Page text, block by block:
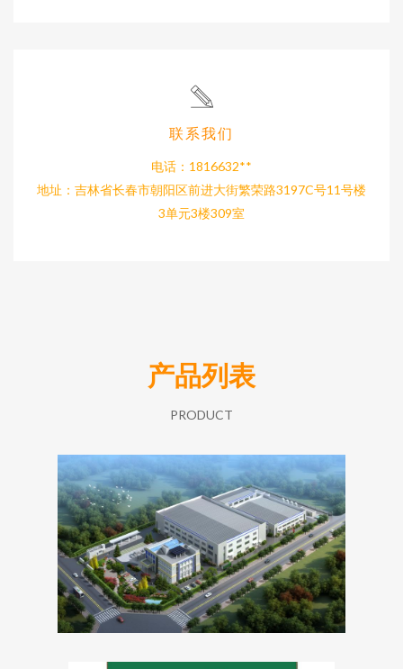
联系我们
电话：1816632**
地址：吉林省长春市朝阳区前进大街繁荣路3197C号11号楼
3单元3楼309室
产品列表
PRODUCT